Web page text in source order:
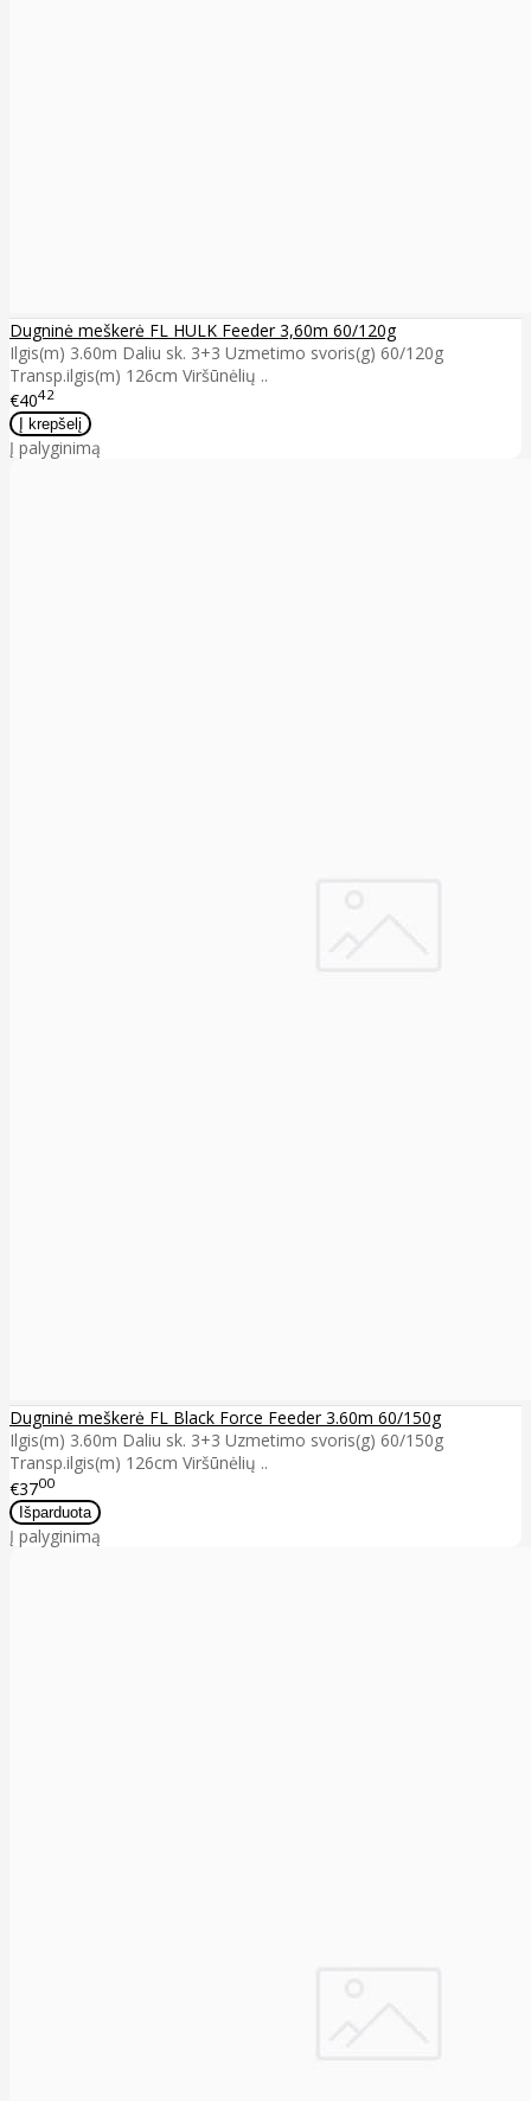
Dugninė meškerė FL HULK Feeder 3,60m 60/120g
Ilgis(m) 3.60m Daliu sk. 3+3 Uzmetimo svoris(g) 60/120g
Transp.ilgis(m) 126cm Viršūnėlių ..
€4042
Į palyginimą
Dugninė meškerė FL Black Force Feeder 3.60m 60/150g
Ilgis(m) 3.60m Daliu sk. 3+3 Uzmetimo svoris(g) 60/150g
Transp.ilgis(m) 126cm Viršūnėlių ..
€3700
Į palyginimą